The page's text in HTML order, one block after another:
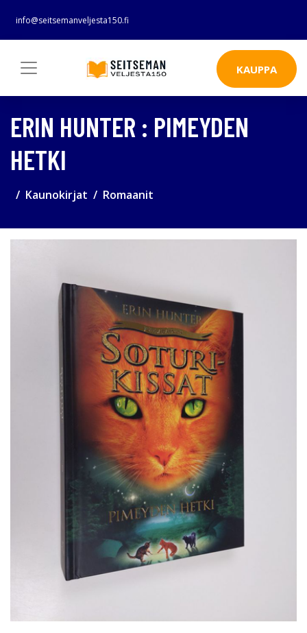
info@seitsemanveljesta150.fi
KAUPPA
ERIN HUNTER : PIMEYDEN
HETKI
Kaunokirjat Romaanit